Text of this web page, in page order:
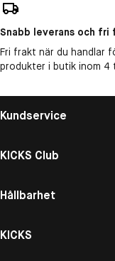
Snabb leverans och fri
Fri frakt när du handlar
produkter i butik inom 4
Kundservice
KICKS Club
Hållbarhet
KICKS